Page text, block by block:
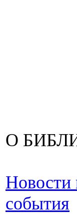
О
Новости
события